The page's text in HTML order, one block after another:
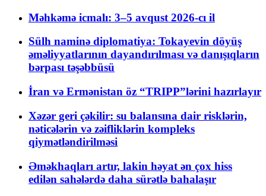
Məhkəmə icmalı: 3–5 avqust 2026-cı il
Sülh naminə diplomatiya: Tokayevin döyüş
əməliyyatlarının dayandırılması və danışıqların
bərpası təşəbbüsü
İran və Ermənistan öz “TRIPP”lərini hazırlayır
Xəzər geri çəkilir: su balansına dair risklərin,
nəticələrin və zəifliklərin kompleks
qiymətləndirilməsi
Əməkhaqları artır, lakin həyat ən çox hiss
edilən sahələrdə daha sürətlə bahalaşır